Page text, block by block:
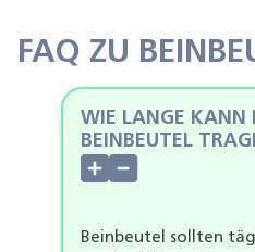
FAQ ZU
WIE LANGE KANN
BEINBEUTEL
Beinbeutel sollten